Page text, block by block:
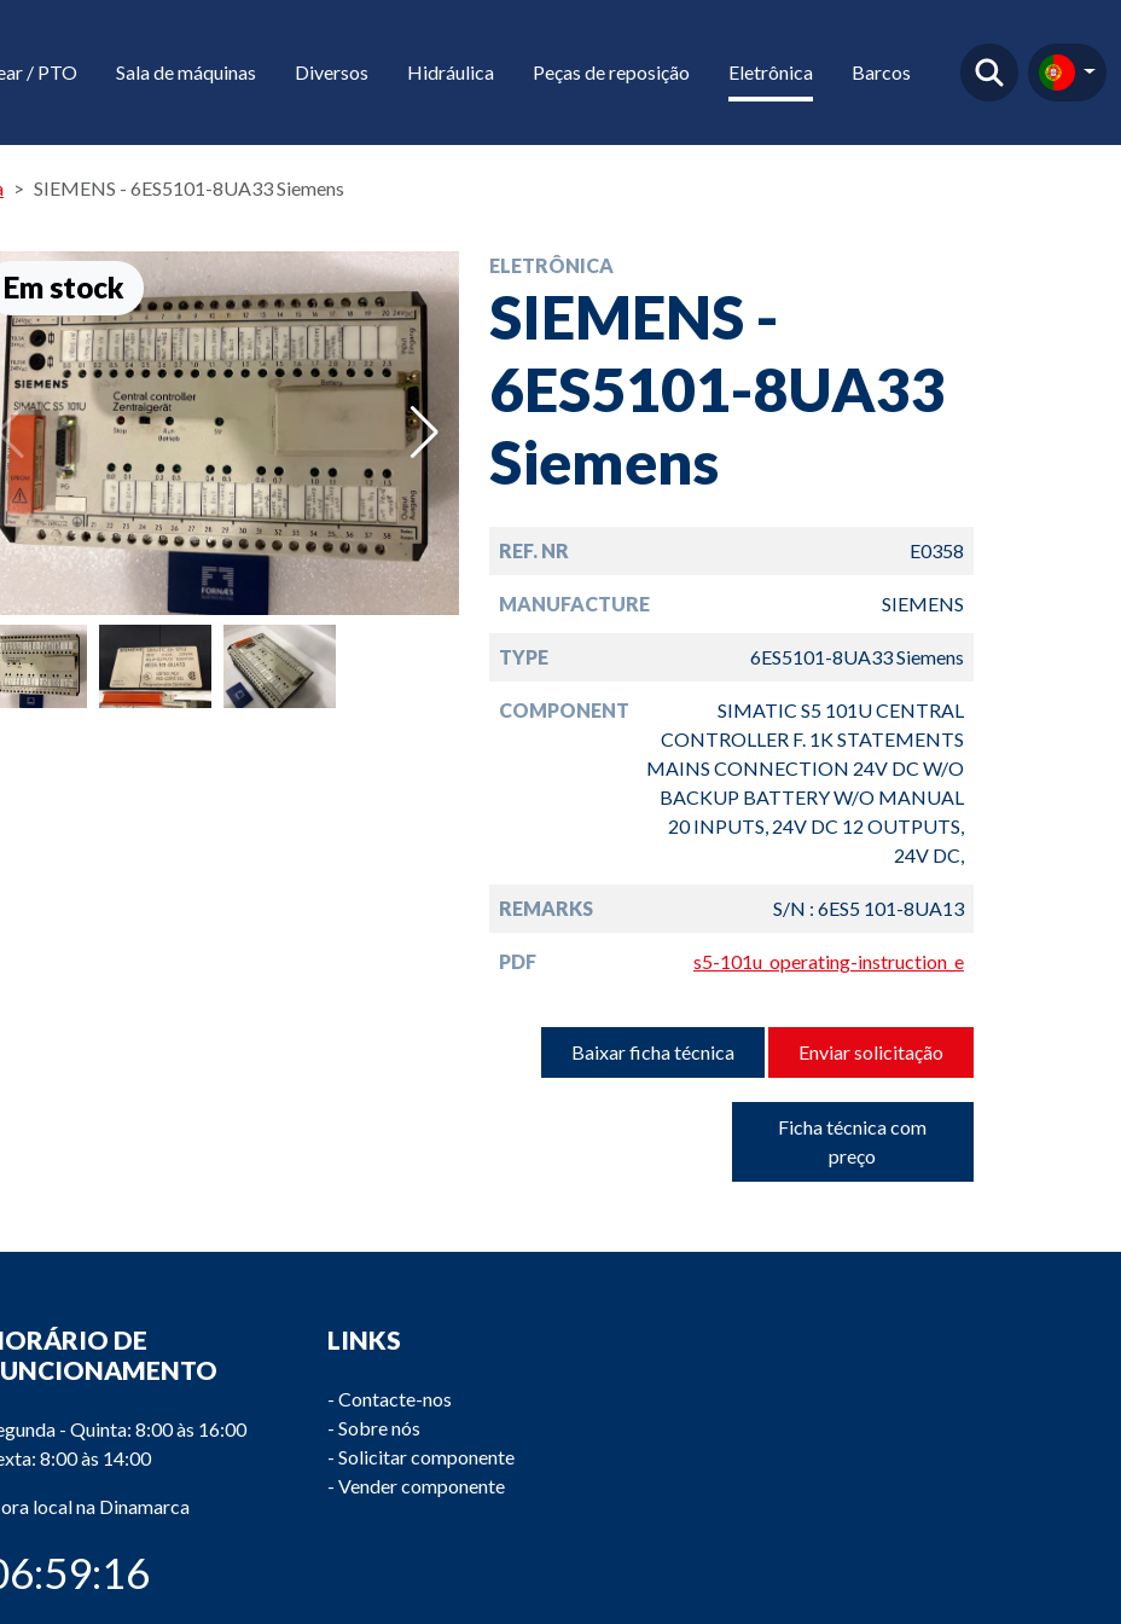
/ PTO Sala de máquinas Diversos Hidráulica Peças de reposição Eletrônica Barcos
SIEMENS - 6ES5101-8UA33 Siemens
Em stock
ELETRÔNICA
SIEMENS -
6ES5101-8UA33
Siemens
REF. NR E0358
MANUFACTURE SIEMENS
TYPE 6ES5101-8UA33 Siemens
COMPONENT
SIMATIC S5 101U CENTRAL
CONTROLLER F. 1K STATEMENTS
MAINS CONNECTION 24V DC W/O
BACKUP BATTERY W/O MANUAL
20 INPUTS, 24V DC 12 OUTPUTS,
24V DC,
REMARKS S/N : 6ES5 101-8UA13
PDF s5-101u_operating-instruction_e
Baixar ficha técnica Enviar solicitação
Ficha técnica com
preço
DE
- Quinta: 8:00 às 16:00
8:00 às 14:00
local na Dinamarca
LINKS
- Contacte-nos
- Sobre nós
- Solicitar componente
- Vender componente